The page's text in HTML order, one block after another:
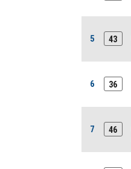
5 43
6 36
7 46